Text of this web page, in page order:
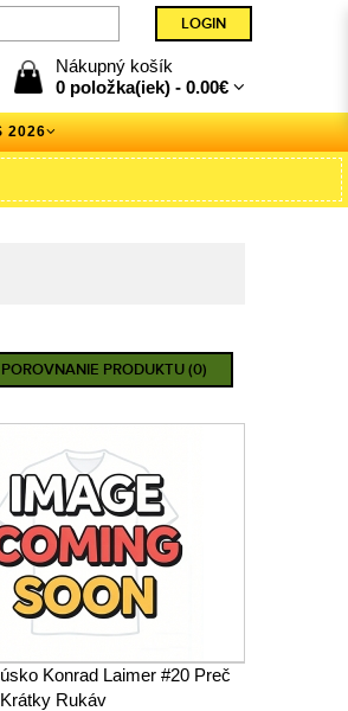
Nákupný košík
0 položka(iek) - 0.00€
2026
POROVNANIE PRODUKTU (0)
Konrad Laimer #20 Preč
Rukáv